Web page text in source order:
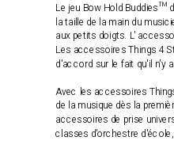
Le jeu Bow Hold Buddies™
la taille de la main du
aux petits doigts. L'
Les accessoires Things 4
d'accord sur le fait qu'il n'y
Avec les accessoires
de la musique dès la
accessoires de prise
classes d'orchestre